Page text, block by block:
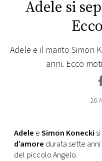
PRINCIPATO
MONACO
Adele si
Adele e il marito Simon
anni. Ecco
26
Adele eSimon Konecki
d’amore durata sette
del piccolo Angelo.